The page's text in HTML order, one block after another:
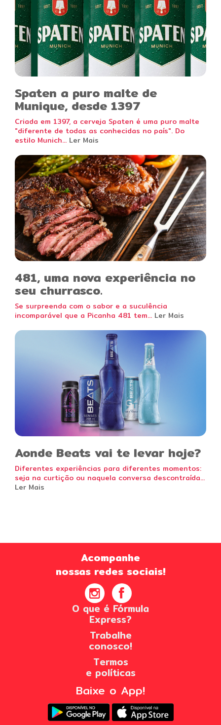
Spaten a puro malte de
Munique, desde 1397
Criada em 1397, a cerveja Spaten é uma puro malte
"diferente de todas as conhecidas no país". Do
estilo Munich... Ler Mais
481, uma nova experiência no
seu churrasco.
Se surpreenda com o sabor e a suculência
incomparável que a Picanha 481 tem... Ler Mais
Aonde Beats vai te levar hoje?
Diferentes experiências para diferentes momentos:
seja na curtição ou naquela conversa descontraída...
Ler Mais
Acompanhe
nossas redes sociais!
O que é Fórmula
Express?
Trabalhe
conosco!
Termos
e políticas
Baixe o App!